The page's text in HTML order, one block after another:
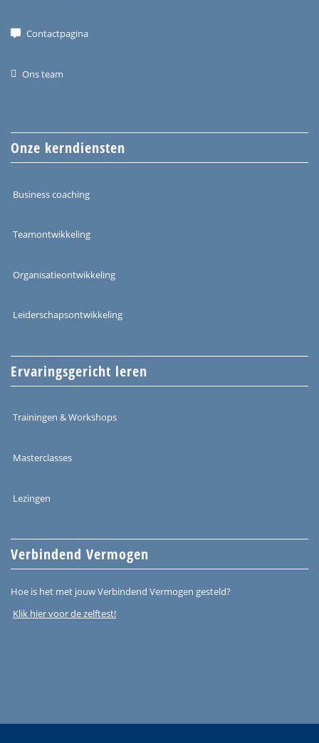
Contactpagina
Ons team
Onze kerndiensten
Business coaching
Teamontwikkeling
Organisatieontwikkeling
Leiderschapsontwikkeling
Ervaringsgericht leren
Trainingen & Workshops
Masterclasses
Lezingen
Verbindend Vermogen
Hoe is het met jouw Verbindend Vermogen gesteld?
Klik hier voor de zelftest!